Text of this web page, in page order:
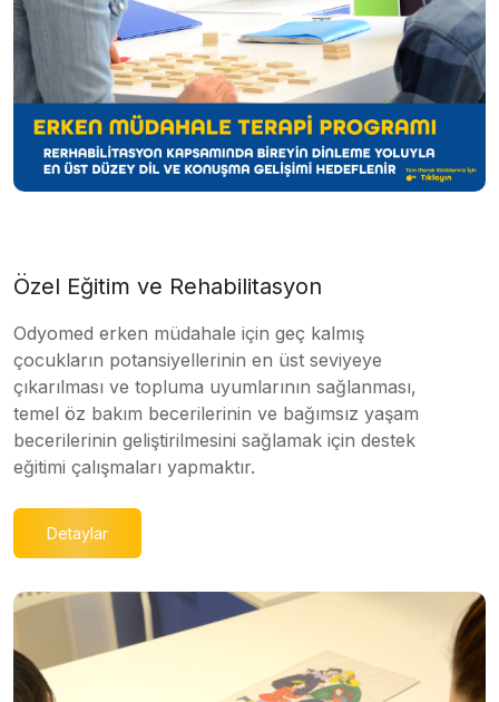
Özel Eğitim ve Rehabilitasyon
Odyomed erken müdahale için geç kalmış
çocukların potansiyellerinin en üst seviyeye
çıkarılması ve topluma uyumlarının sağlanması,
temel öz bakım becerilerinin ve bağımsız yaşam
becerilerinin geliştirilmesini sağlamak için destek
eğitimi çalışmaları yapmaktır.
Detaylar